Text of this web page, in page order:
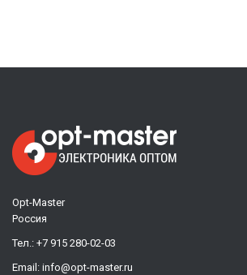
Opt-Master
Россия
Тел.: +7 915 280-02-03
Email: info@opt-master.ru